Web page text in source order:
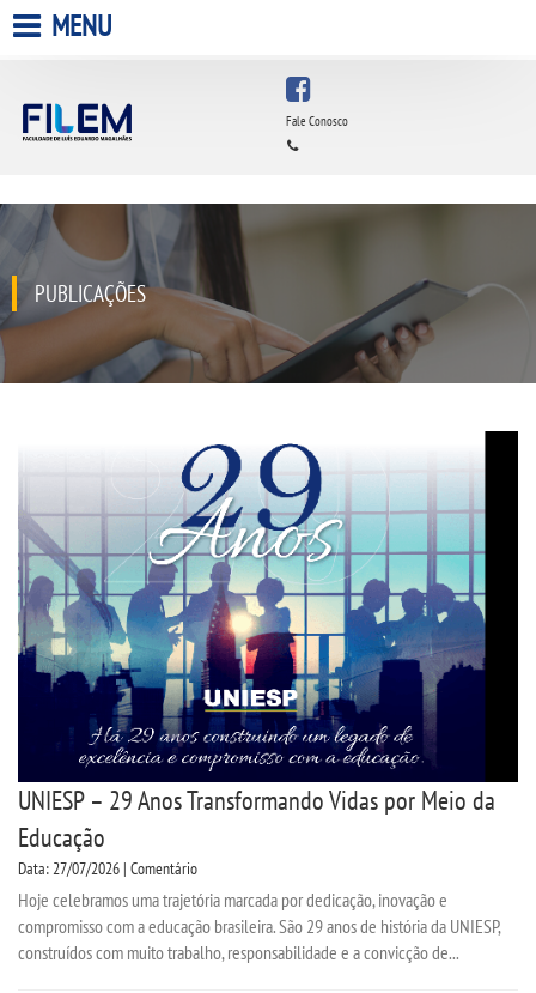
QUEM SOMOS
ESTÁGIOS
CPSA
PROUNI
CURSOS
BACHARELADOS
TECNOLÓGICOS
VESTIBULAR
MENU
Fale Conosco
PUBLICAÇÕES
UNIESP – 29 Anos Transformando Vidas por Meio da
Educação
Data: 27/07/2026 | Comentário
Hoje celebramos uma trajetória marcada por dedicação, inovação e
compromisso com a educação brasileira. São 29 anos de história da UNIESP,
construídos com muito trabalho, responsabilidade e a convicção de...